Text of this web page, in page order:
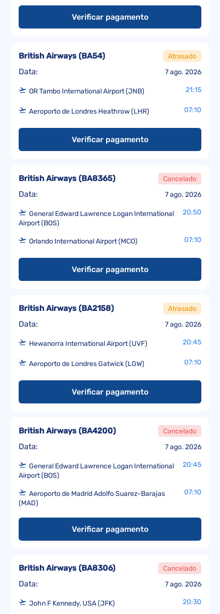
Verificar pagamento
Data: 7 ago. 2026
British Airways (BA54) Atrasado
OR Tambo International Airport (JNB) 21:15
Aeroporto de Londres Heathrow (LHR) 07:10
Verificar pagamento
Data: 7 ago. 2026
British Airways (BA8365) Cancelado
General Edward Lawrence Logan International
Airport (BOS)
20:50
Orlando International Airport (MCO) 07:10
Verificar pagamento
Data: 7 ago. 2026
British Airways (BA2158) Atrasado
Hewanorra International Airport (UVF) 20:45
Aeroporto de Londres Gatwick (LGW) 07:10
Verificar pagamento
Data: 7 ago. 2026
British Airways (BA4200) Cancelado
General Edward Lawrence Logan International
Airport (BOS)
20:45
Aeroporto de Madrid Adolfo Suarez-Barajas
(MAD)
07:10
Verificar pagamento
Data: 7 ago. 2026
British Airways (BA8306) Cancelado
John F Kennedy, USA (JFK) 20:30